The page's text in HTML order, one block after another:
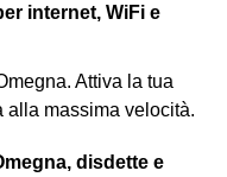
internet, WiFi e
Attiva la tua
alla massima velocità.
disdette e